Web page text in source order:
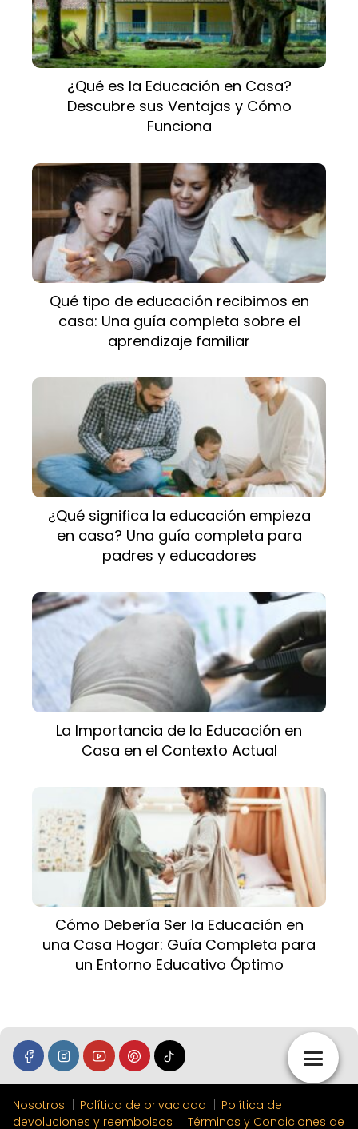
¿Qué es la Educación en Casa?
Descubre sus Ventajas y Cómo
Funciona
Qué tipo de educación recibimos en
casa: Una guía completa sobre el
aprendizaje familiar
¿Qué significa la educación empieza
en casa? Una guía completa para
padres y educadores
La Importancia de la Educación en
Casa en el Contexto Actual
Cómo Debería Ser la Educación en
una Casa Hogar: Guía Completa para
un Entorno Educativo Óptimo
Nosotros Política de privacidad
Política de
devoluciones y reembolsos
Términos y Condiciones de